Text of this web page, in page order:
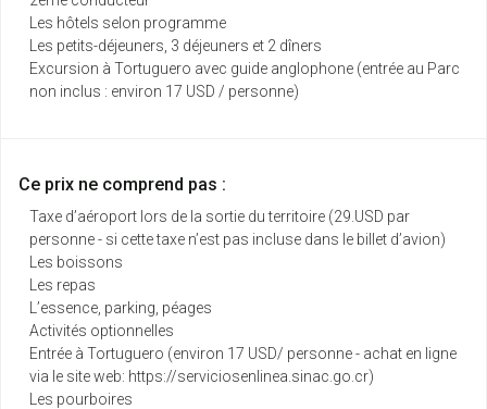
Les hôtels selon programme
Les petits-déjeuners, 3 déjeuners et 2 dîners
Excursion à Tortuguero avec guide anglophone (entrée au Parc
non inclus : environ 17 USD / personne)
Ce prix ne comprend pas :
Taxe d’aéroport lors de la sortie du territoire (29.USD par
personne - si cette taxe n’est pas incluse dans le billet d’avion)
Les boissons
Les repas
L’essence, parking, péages
Activités optionnelles
Entrée à Tortuguero (environ 17 USD/ personne - achat en ligne
via le site web: https://serviciosenlinea.sinac.go.cr)
Les pourboires